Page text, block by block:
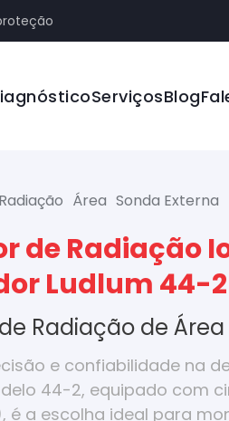
ServiçosBlog
Área Sonda Externa
de Radiação
Ludlum 44-2
Radiação de Área
e confiabilidade na
44-2, equipado com
é a escolha ideal para